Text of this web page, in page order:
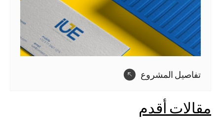
تفاصيل المشروع
تصفّح
مقالات أقدم